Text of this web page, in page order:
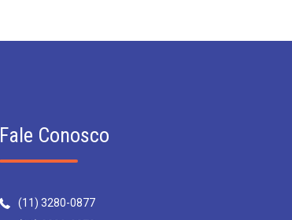
Fale Conosco
(11) 3280-0877